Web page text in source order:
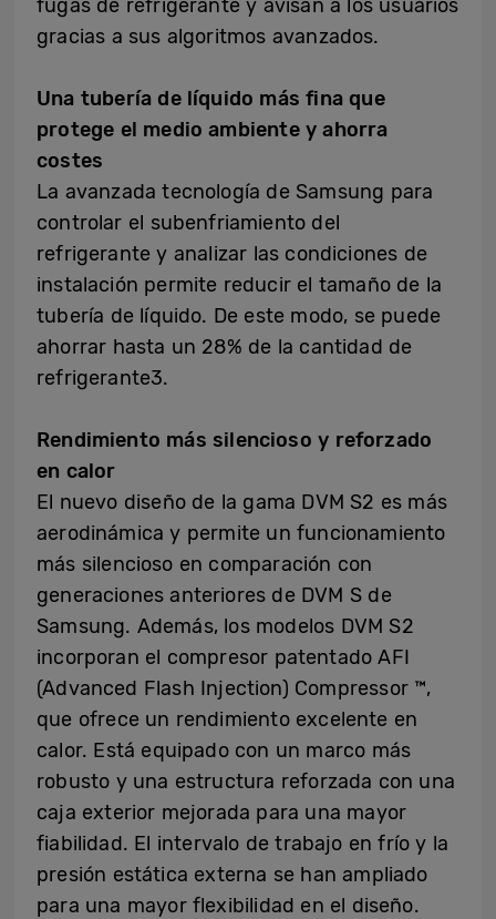
fugas de refrigerante y avisan a los usuarios
gracias a sus algoritmos avanzados.
Una tubería de líquido más fina que
protege el medio ambiente y ahorra
costes
La avanzada tecnología de Samsung para
controlar el subenfriamiento del
refrigerante y analizar las condiciones de
instalación permite reducir el tamaño de la
tubería de líquido. De este modo, se puede
ahorrar hasta un 28% de la cantidad de
refrigerante3.
Rendimiento más silencioso y reforzado
en calor
El nuevo diseño de la gama DVM S2 es más
aerodinámica y permite un funcionamiento
más silencioso en comparación con
generaciones anteriores de DVM S de
Samsung. Además, los modelos DVM S2
incorporan el compresor patentado AFI
(Advanced Flash Injection) Compressor ™,
que ofrece un rendimiento excelente en
calor. Está equipado con un marco más
robusto y una estructura reforzada con una
caja exterior mejorada para una mayor
fiabilidad. El intervalo de trabajo en frío y la
presión estática externa se han ampliado
para una mayor flexibilidad en el diseño.